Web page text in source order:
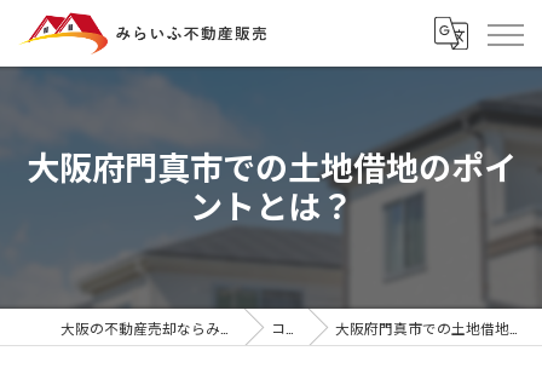
大阪府門真市での土地借地のポイ
ントとは？
コラム 大阪府門真市での土地借地のポイントとは？